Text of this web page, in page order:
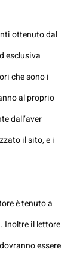
ottenuto dal
esclusiva
che sono i
al proprio
dall’aver
il sito, e i
è tenuto a
Inoltre il lettore
essere